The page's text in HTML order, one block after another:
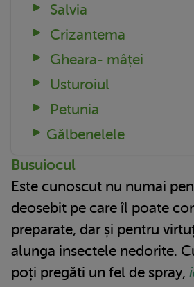
Salvia
Crizantema
Gheara- mâței
Usturoiul
Petunia
Gălbenelele
Busuiocul
Este cunoscut nu numai
deosebit pe care îl poate
preparate, dar și pentru
alunga insectele nedorite.
poți pregăti un fel de spray,